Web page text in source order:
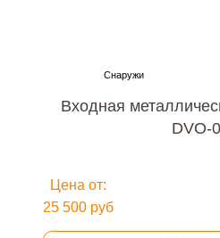
Входная
DVO-
Цена от:
25 500 руб